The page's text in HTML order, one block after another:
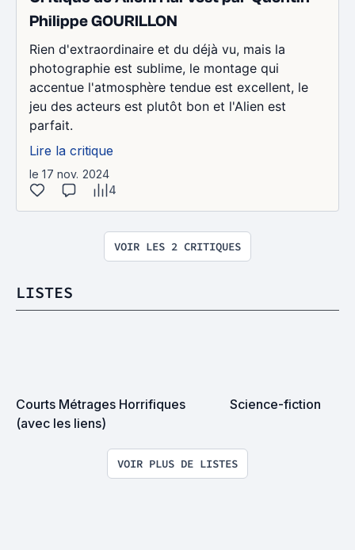
Philippe GOURILLON
Rien d'extraordinaire et du déjà vu, mais la
photographie est sublime, le montage qui
accentue l'atmosphère tendue est excellent, le
jeu des acteurs est plutôt bon et l'Alien est
parfait.
Lire la critique
le 17 nov. 2024
4
VOIR LES 2 CRITIQUES
LISTES
Courts Métrages Horrifiques
(avec les liens)
Science-fiction
VOIR PLUS DE LISTES